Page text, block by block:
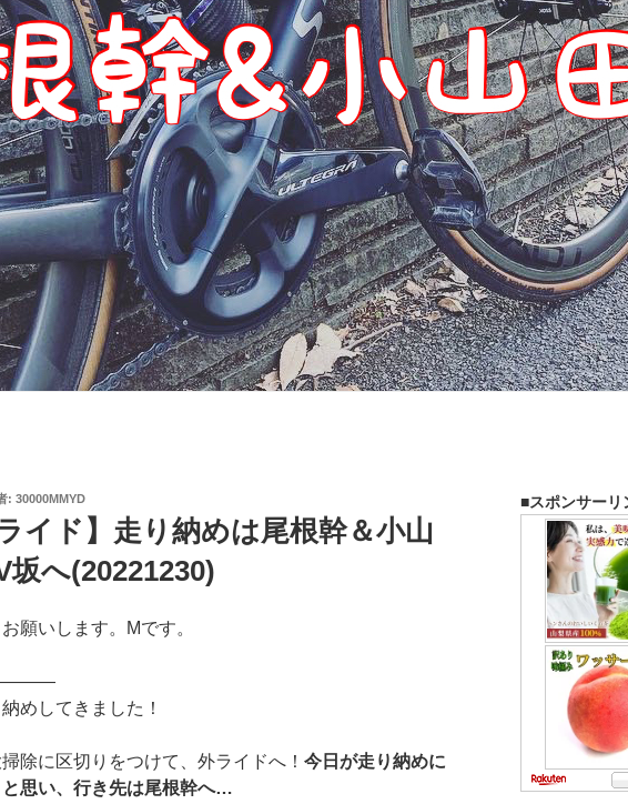
: 30000MMYD
イド】走り納めは尾根幹＆小山
坂へ(20221230)
願いします。Mです。
めしてきました！
除に区切りをつけて、外ライドへ！ 今日が走り納めに
思い、行き先は尾根幹へ…
■スポンサーリ